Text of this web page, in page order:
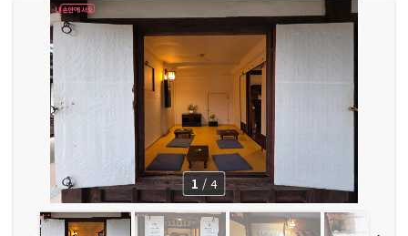
1 / 4